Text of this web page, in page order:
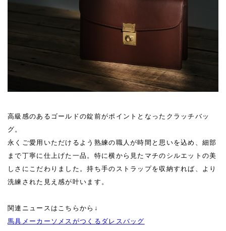
高級感のあるゴールドの錠前がポイントとなったクラッチバッ
グ。
永くご愛用いただけるよう熟練の職人が時間と思いを込め、細部
まで丁寧に仕上げた一品。特に横から見たマチのシルエットの美
しさにこだわりました。持ち手のストラップを収納すれば、より
洗練された見え感が叶います。
関連ニュースはこちらから↓
馬具メーカーソメスがつくるダレスバッグ